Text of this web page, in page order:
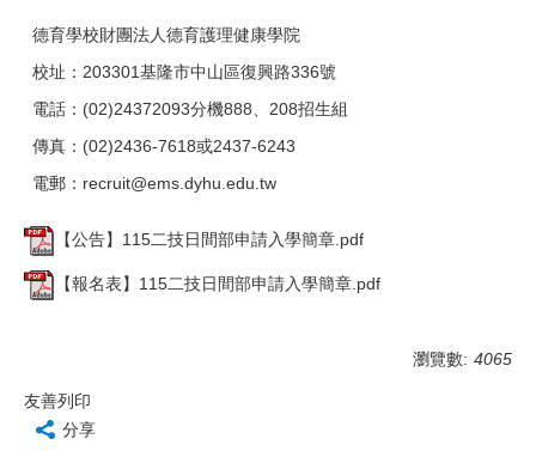
德育學校財團法人德育護理健康學院
校址：203301基隆市中山區復興路336號
電話：(02)24372093分機888、208招生組
傳真：(02)2436-7618或2437-6243
電郵： recruit@ems.dyhu.edu.tw
【公告】115二技日間部申請入學簡章.pdf
【報名表】115二技日間部申請入學簡章.pdf
瀏覽數: 4065
友善列印
分享